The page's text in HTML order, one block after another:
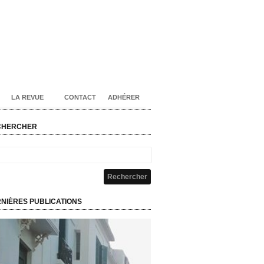
LA REVUE CONTACT ADHÉRER
PUBLICATIONS